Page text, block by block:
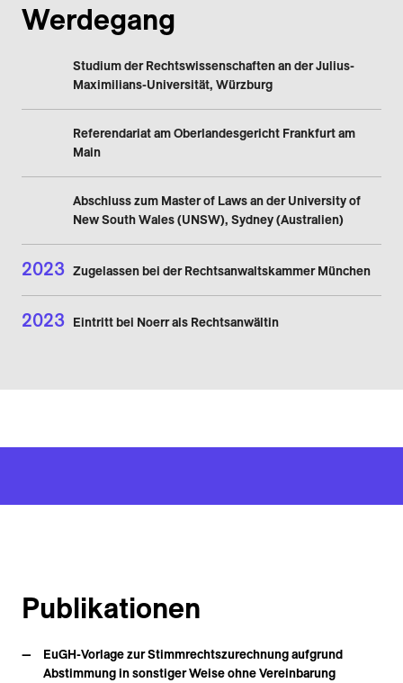
Werdegang
Studium der Rechtswissenschaften an der Julius-
Maximilians-Universität, Würzburg
Referendariat am Oberlandesgericht Frankfurt am
Main
Abschluss zum Master of Laws an der University of
New South Wales (UNSW), Sydney (Australien)
2023 Zugelassen bei der Rechtsanwaltskammer München
2023 Eintritt bei Noerr als Rechtsanwältin
Publikationen
EuGH-Vorlage zur Stimmrechtszurechnung aufgrund
Abstimmung in sonstiger Weise ohne Vereinbarung